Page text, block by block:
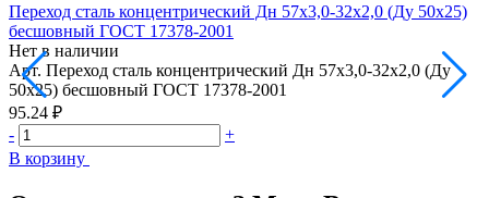
Переход сталь концентрический Дн 57х3,0-32х2,0 (Ду 50х25)
бесшовный ГОСТ 17378-2001
Нет в наличии
Арт. Переход сталь концентрический Дн 57х3,0-32х2,0 (Ду
50х25) бесшовный ГОСТ 17378-2001
95.24 ₽
-
+
В корзину